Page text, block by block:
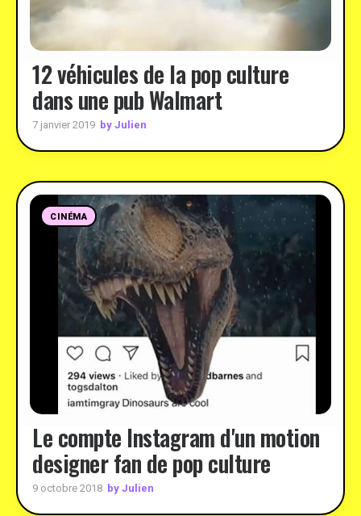
12 véhicules de la pop culture
dans une pub Walmart
7 janvier 2019 by Julien
CINÉMA
Le compte Instagram d'un motion
designer fan de pop culture
9 octobre 2018 by Julien